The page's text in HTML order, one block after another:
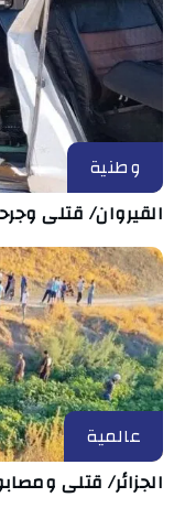
وطنية
القيروان/ قتلى
عالمية
الجزائر/ قتلى